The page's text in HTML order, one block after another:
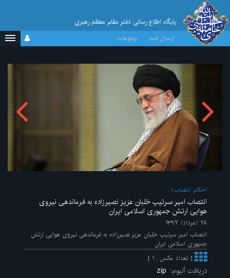
پایگاه اطلاع رسانی دفتر مقام معظم رهبری
ارسال نامه
وجوهات
احکام انتصاب
انتصاب امیر سرتیپ خلبان عزیز نصیرزاده به فرماندهی نیروی
هوایی ارتش جمهوری اسلامی ایران
۲۸ /مرداد/ ۱۳۹۷
انتصاب امیر سرتیپ خلبان عزیز نصیرزاده به فرماندهی نیروی هوایی ارتش
جمهوری اسلامی ایران
[ تعداد عکس : ۱ ]
دریافت آلبوم: